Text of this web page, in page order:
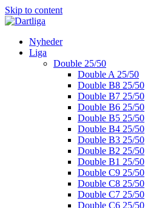
Skip to content
Nyheder
Liga
Double 25/50
Double A 25/50
Double B8 25/50
Double B7 25/50
Double B6 25/50
Double B5 25/50
Double B4 25/50
Double B3 25/50
Double B2 25/50
Double B1 25/50
Double C9 25/50
Double C8 25/50
Double C7 25/50
Double C6 25/50